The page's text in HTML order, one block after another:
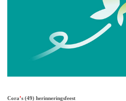
Cora’s (49) herinneringsfeest